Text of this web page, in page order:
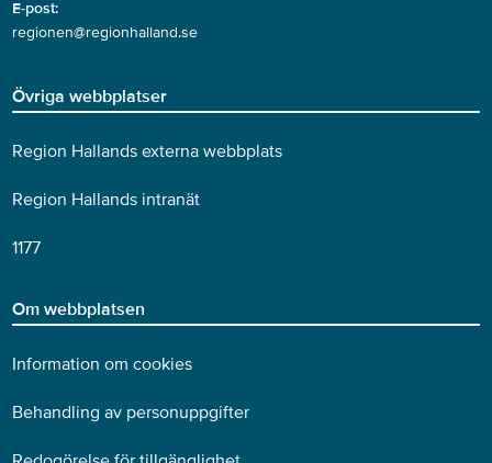
E-post:
regionen@regionhalland.se
Övriga webbplatser
Region Hallands externa webbplats
Region Hallands intranät
1177
Om webbplatsen
Information om cookies
Behandling av personuppgifter